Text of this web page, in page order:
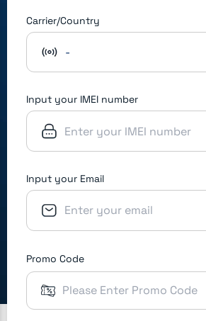
Carrier/Country
-
Input your IMEI number
Input your Email
Promo Code